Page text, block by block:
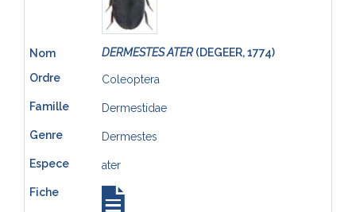
DERMESTES ATER(DEGEER, 1774)
Coleoptera
Dermestidae
Dermestes
ater